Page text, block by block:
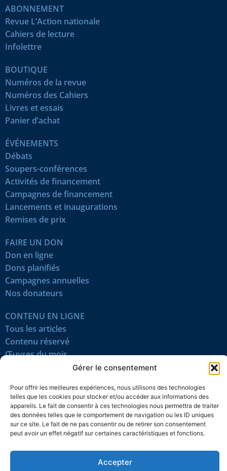
Gérer le consentement
Pour offrir les meilleures expériences, nous utilisons des technologies
telles que les cookies pour stocker et/ou accéder aux informations des
appareils. Le fait de consentir à ces technologies nous permettra de traiter
des données telles que le comportement de navigation ou les ID uniques
sur ce site. Le fait de ne pas consentir ou de retirer son consentement
peut avoir un effet négatif sur certaines caractéristiques et fonctions.
Accepter
ABONNEMENT
Revue L’Action nationale
Cahiers de lecture
Infolettre
BOUTIQUE
Numéros de la revue
Numéros des Cahiers
Livres et essais
Panier d’achat
ÉVÉNEMENTS
Débats
Soupers-conférences
Activités de financement
Campagnes de financement
Lancements et inaugurations
Remises de prix
FAIRE UN DON
Don en ligne
Dons planifiés
Campagnes annuelles
Nos donateurs
CONTENU EN LIGNE
Tous les articles
Contenu réservé
Œuvres du mois
SUIVEZ-NOUS
Mentions légales